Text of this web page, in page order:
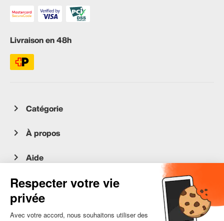
Livraison en 48h
Catégorie
À propos
Aide
Service client
occasion.migros.mobile@recommerce.com